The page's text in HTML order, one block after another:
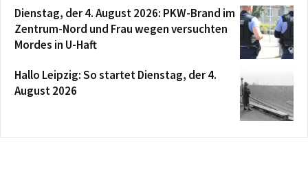
Dienstag, der 4. August 2026: PKW-Brand im
Zentrum-Nord und Frau wegen versuchten
Mordes in U-Haft
Hallo Leipzig: So startet Dienstag, der 4.
August 2026